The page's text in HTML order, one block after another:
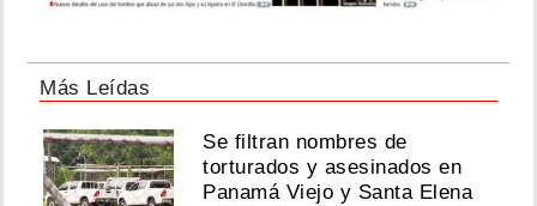
Más Leídas
Se filtran nombres de
torturados y asesinados en
Panamá Viejo y Santa Elena